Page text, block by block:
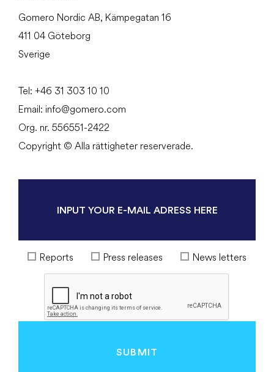
Gomero Nordic AB, Kämpegatan 16
411 04 Göteborg
Sverige
Tel: +46 31 303 10 10
Email: info@gomero.com
Org. nr. 556551-2422
Copyright © Alla rättigheter reserverade.
Reports Press releases News letters
SUBMIT